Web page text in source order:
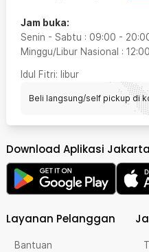
Jam buka:
Senin - Sabtu : 09:00 -
Minggu/Libur Nasional : 12:00
Idul Fitri: libur
Beli langsung/self pickup di
Download Aplikasi
Layanan Pelanggan
Bantuan